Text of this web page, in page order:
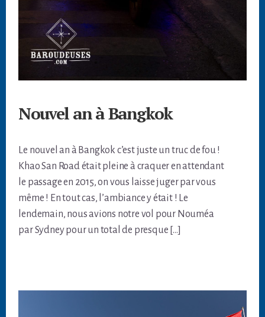
Nouvel an à Bangkok
Le nouvel an à Bangkok c’est juste un truc de fou !
Khao San Road était pleine à craquer en attendant
le passage en 2015, on vous laisse juger par vous
même ! En tout cas, l’ambiance y était ! Le
lendemain, nous avions notre vol pour Nouméa
par Sydney pour un total de presque […]